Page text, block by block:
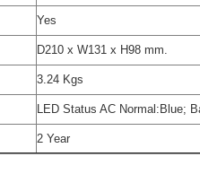
Yes
D210 x W131 x H98 mm.
3.24 Kgs
LED Status AC Normal:Blue;
2 Year